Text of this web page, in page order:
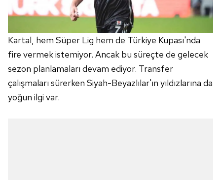
Kartal, hem Süper Lig hem de Türkiye Kupası'nda
fire vermek istemiyor. Ancak bu süreçte de gelecek
sezon planlamaları devam ediyor. Transfer
çalışmaları sürerken Siyah-Beyazlılar'ın yıldızlarına da
yoğun ilgi var.